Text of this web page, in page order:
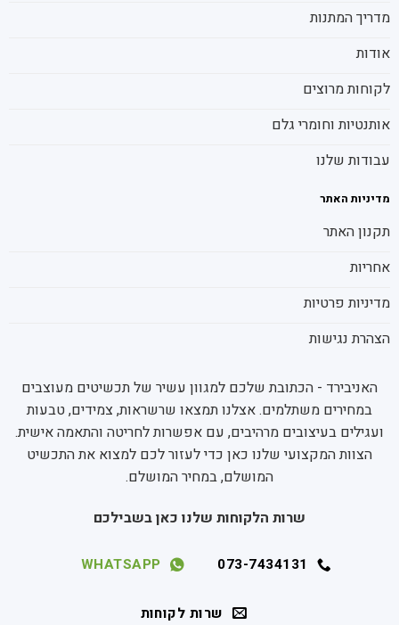
מדריך המתנות
אודות
לקוחות מרוצים
אותנטיות וחומרי גלם
עבודות שלנו
מדיניות האתר
תקנון האתר
אחריות
מדיניות פרטיות
הצהרת נגישות
האניבירד - הכתובת שלכם למגוון עשיר של תכשיטים מעוצבים
במחירים משתלמים. אצלנו תמצאו שרשראות, צמידים, טבעות
ועגילים בעיצובים מרהיבים, עם אפשרות לחריטה והתאמה אישית.
הצוות המקצועי שלנו כאן כדי לעזור לכם למצוא את התכשיט
המושלם, במחיר המושלם.
שרות הלקוחות שלנו כאן בשבילכם
073-7434131
WHATSAPP
שרות לקוחות